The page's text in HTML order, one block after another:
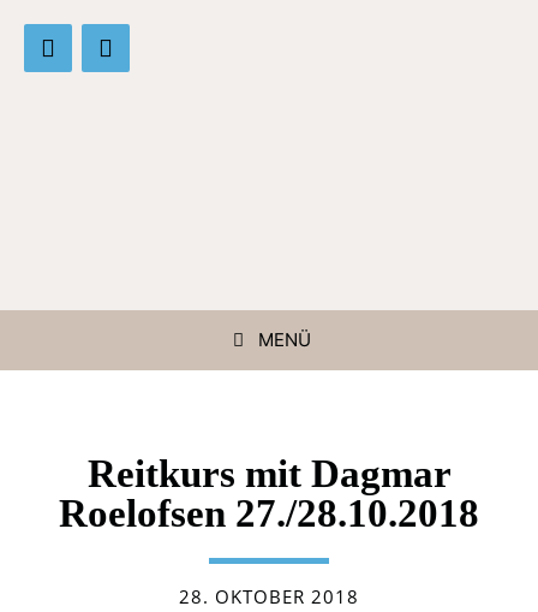
MENÜ
Reitkurs mit Dagmar
Roelofsen 27./28.10.2018
28. OKTOBER 2018